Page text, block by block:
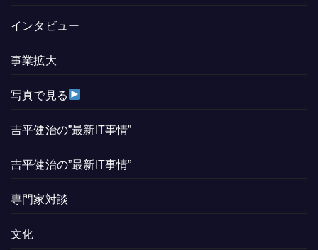
インタビュー
事業拡大
写真で見る
吉平健治の”最新IT事情”
吉平健治の”最新IT事情”
専門家対談
文化